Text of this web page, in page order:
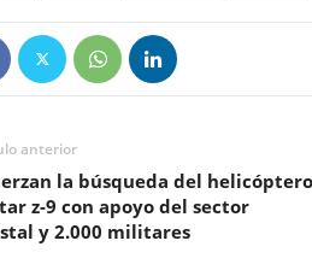
anterior
la búsqueda del helicóptero
z-9 con apoyo del sector
y 2.000 militares